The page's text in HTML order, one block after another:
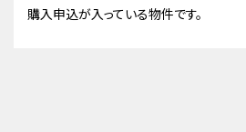
購入申込が入っている物件です。